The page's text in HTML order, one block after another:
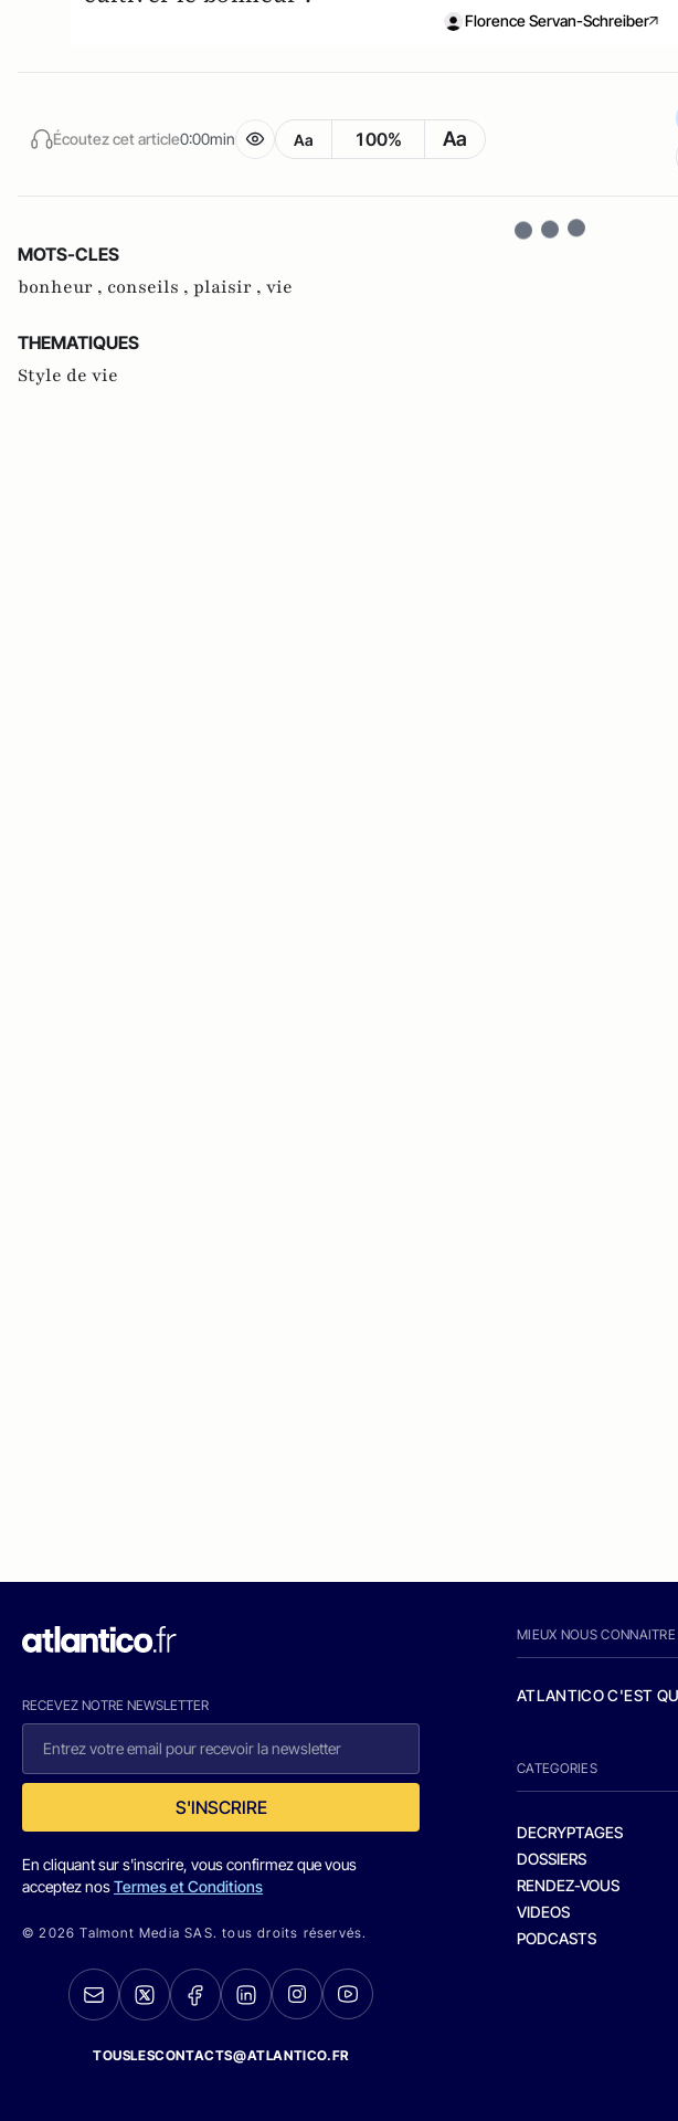
Florence Servan-Schreiber
Écoutez cet article0:00min Aa 100% Aa
MOTS-CLES
bonheur , conseils , plaisir , vie
THEMATIQUES
Style de vie
RECEVEZ NOTRE NEWSLETTER
S'INSCRIRE
En cliquant sur s'inscrire, vous confirmez que vous
acceptez nosTermes et Conditions
© 2026 Talmont Media SAS. tous droits réservés.
TOUSLESCONTACTS@ATLANTICO.FR
MIEUX NOUS CONNAITRE
ATLANTICO C'EST
CATEGORIES
DECRYPTAGES
DOSSIERS
RENDEZ-VOUS
VIDEOS
PODCASTS